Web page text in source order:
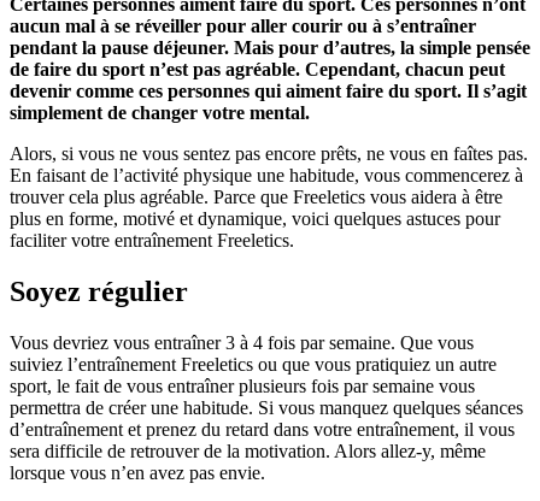
Certaines personnes aiment faire du sport. Ces personnes n’ont
aucun mal à se réveiller pour aller courir ou à s’entraîner
pendant la pause déjeuner. Mais pour d’autres, la simple pensée
de faire du sport n’est pas agréable. Cependant, chacun peut
devenir comme ces personnes qui aiment faire du sport. Il s’agit
simplement de changer votre mental.
Alors, si vous ne vous sentez pas encore prêts, ne vous en faîtes pas.
En faisant de l’activité physique une habitude, vous commencerez à
trouver cela plus agréable. Parce que Freeletics vous aidera à être
plus en forme, motivé et dynamique, voici quelques astuces pour
faciliter votre entraînement Freeletics.
Soyez régulier
Vous devriez vous entraîner 3 à 4 fois par semaine. Que vous
suiviez l’entraînement Freeletics ou que vous pratiquiez un autre
sport, le fait de vous entraîner plusieurs fois par semaine vous
permettra de créer une habitude. Si vous manquez quelques séances
d’entraînement et prenez du retard dans votre entraînement, il vous
sera difficile de retrouver de la motivation. Alors allez-y, même
lorsque vous n’en avez pas envie.